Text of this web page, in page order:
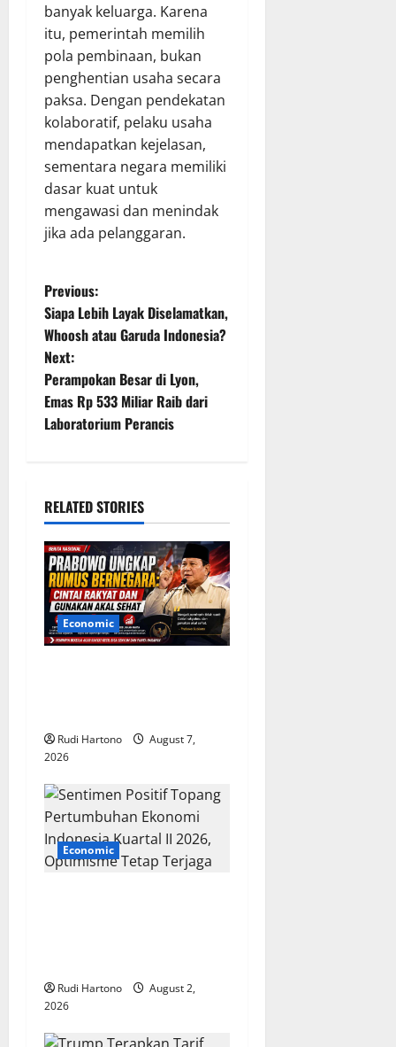
banyak keluarga. Karena
itu, pemerintah memilih
pola pembinaan, bukan
penghentian usaha secara
paksa. Dengan pendekatan
kolaboratif, pelaku usaha
mendapatkan kejelasan,
sementara negara memiliki
dasar kuat untuk
mengawasi dan menindak
jika ada pelanggaran.
P
o
s
t
v
i
g
a
o
n
Previous:
Siapa Lebih Layak Diselamatkan,
Whoosh atau Garuda Indonesia?
Next:
Perampokan Besar di Lyon,
Emas Rp 533 Miliar Raib dari
Laboratorium Perancis
RELATED STORIES
Economic
Rudi Hartono
August 7,
2026
Economic
Rudi Hartono
August 2,
2026